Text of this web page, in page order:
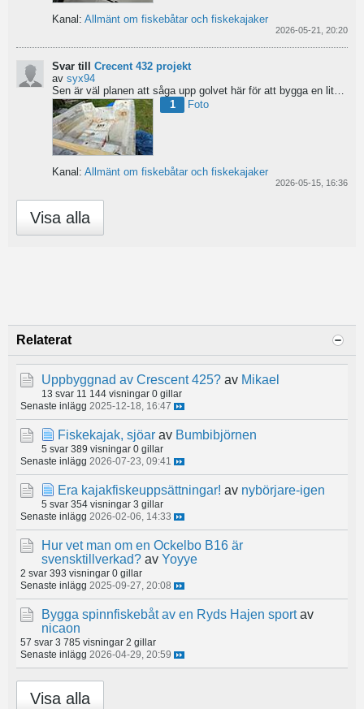
Kanal: Allmänt om fiskebåtar och fiskekajaker
2026-05-21, 20:20
Svar till Crecent 432 projekt
av syx94
Sen är väl planen att såga upp golvet här för att bygga en liten brun för pump och täta resterande del...
1
Foto
Kanal: Allmänt om fiskebåtar och fiskekajaker
2026-05-15, 16:36
Visa alla
Relaterat
Uppbyggnad av Crescent 425? av Mikael
13 svar 11 144 visningar 0 gillar
Senaste inlägg 2025-12-18, 16:47
Fiskekajak, sjöar av Bumbibjörnen
5 svar 389 visningar 0 gillar
Senaste inlägg 2026-07-23, 09:41
Era kajakfiskeuppsättningar! av nybörjare-igen
5 svar 354 visningar 3 gillar
Senaste inlägg 2026-02-06, 14:33
Hur vet man om en Ockelbo B16 är
svensktillverkad? av Yoyye
2 svar 393 visningar 0 gillar
Senaste inlägg 2025-09-27, 20:08
Bygga spinnfiskebåt av en Ryds Hajen sport av
nicaon
57 svar 3 785 visningar 2 gillar
Senaste inlägg 2026-04-29, 20:59
Visa alla